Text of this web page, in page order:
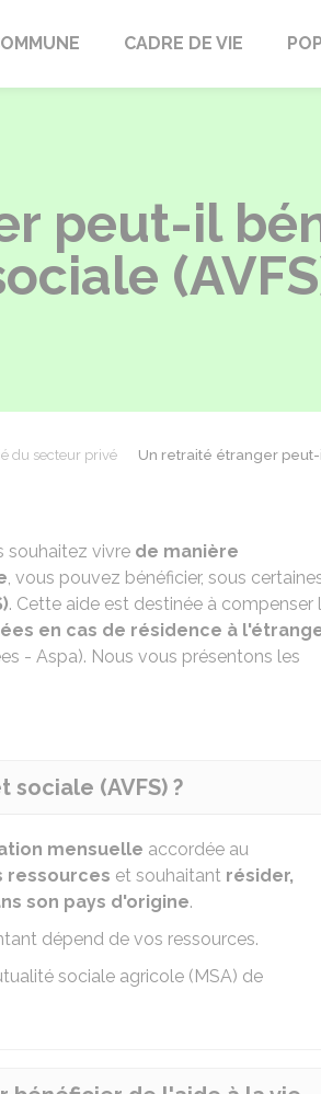
CADRE DE VIE
peut-il
du secteur privé
Un retraité étranger
souhaitez vivre de manière
, vous pouvez bénéficier, sous
. Cette aide est destinée à compenser
en cas de résidence à
- Aspa). Nous vous présentons les
(AVFS) ?
mensuelle accordée au
ressources et souhaitant résider,
son pays d'origine.
dépend de vos ressources.
sociale agricole (MSA) de